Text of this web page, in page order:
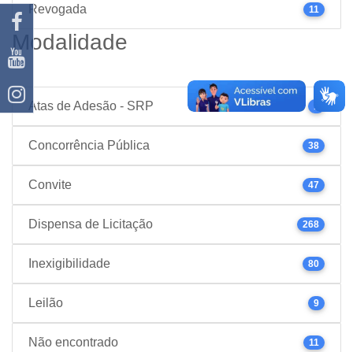
Revogada 11
Modalidade
Atas de Adesão - SRP 1
Concorrência Pública 38
Convite 47
Dispensa de Licitação 268
Inexigibilidade 80
Leilão 9
Não encontrado 11